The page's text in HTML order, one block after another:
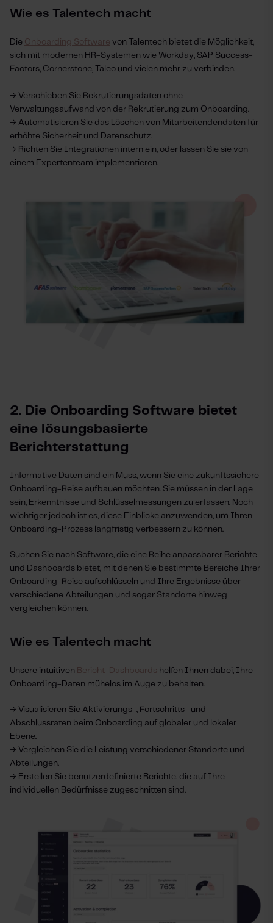
Wie es Talentech macht
Die Onboarding Software von Talentech bietet die Möglichkeit,
sich mit modernen HR-Systemen wie Workday, SAP Success-
Factors, Cornerstone, Taleo und vielen mehr zu verbinden.
→ Verschieben Sie Rekrutierungsdaten ohne
Verwaltungsaufwand von der Rekrutierung zum Onboarding.
→ Automatisieren Sie das Löschen von Mitarbeitendendaten für
erhöhte Sicherheit und Datenschutz.
→ Richten Sie Integrationen intern ein, oder lassen Sie sie von
einem Expertenteam implementieren.
2. Die Onboarding Software bietet
eine lösungsbasierte
Berichterstattung
Informative Daten sind ein Muss, wenn Sie eine zukunftssichere
Onboarding-Reise aufbauen möchten. Sie müssen in der Lage
sein, Erkenntnisse und Schlüsselmessungen zu erfassen. Noch
wichtiger jedoch ist es, diese Einblicke anzuwenden, um Ihren
Onboarding-Prozess langfristig verbessern zu können.
Suchen Sie nach Software, die eine Reihe anpassbarer Berichte
und Dashboards bietet, mit denen Sie bestimmte Bereiche Ihrer
Onboarding-Reise aufschlüsseln und Ihre Ergebnisse über
verschiedene Abteilungen und sogar Standorte hinweg
vergleichen können.
Wie es Talentech macht
Unsere intuitiven Bericht-Dashboards helfen Ihnen dabei, Ihre
Onboarding-Daten mühelos im Auge zu behalten.
→ Visualisieren Sie Aktivierungs-, Fortschritts- und
Abschlussraten beim Onboarding auf globaler und lokaler
Ebene.
→ Vergleichen Sie die Leistung verschiedener Standorte und
Abteilungen.
→ Erstellen Sie benutzerdefinierte Berichte, die auf Ihre
individuellen Bedürfnisse zugeschnitten sind.